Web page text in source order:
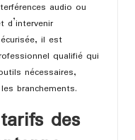
audio ou
d’intervenir
il est
qualifié qui
nécessaires,
branchements.
des